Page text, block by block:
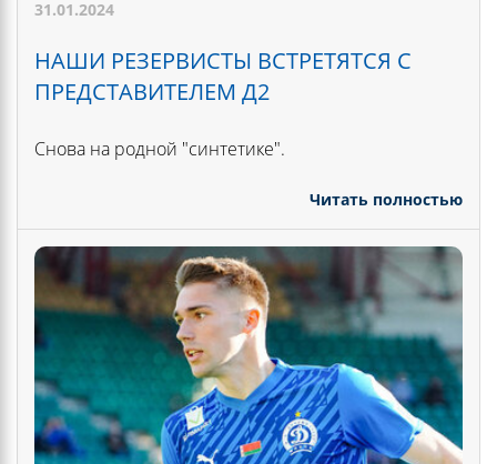
31.01.2024
НАШИ РЕЗЕРВИСТЫ ВСТРЕТЯТСЯ С
ПРЕДСТАВИТЕЛЕМ Д2
Снова на родной "синтетике".
Читать полностью